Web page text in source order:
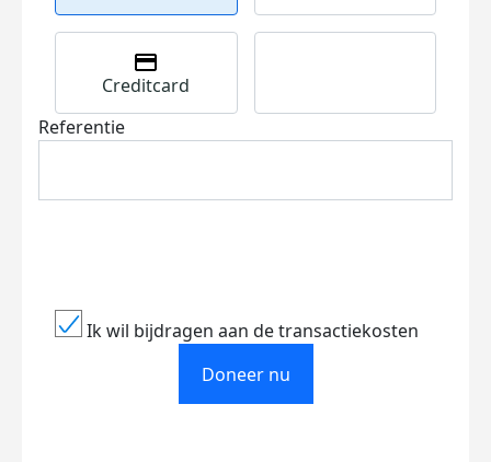
Creditcard
Referentie
Ik wil bijdragen aan de transactiekosten
Doneer nu